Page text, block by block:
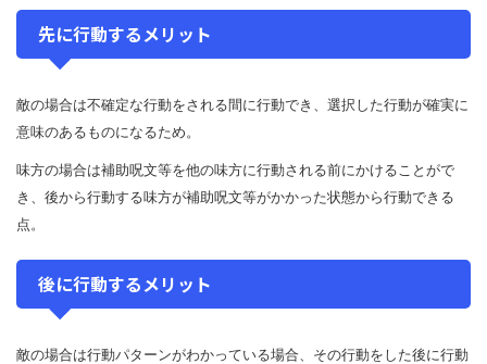
先に行動するメリット
敵の場合は不確定な行動をされる間に行動でき、選択した行動が確実に
意味のあるものになるため。
味方の場合は補助呪文等を他の味方に行動される前にかけることがで
き、後から行動する味方が補助呪文等がかかった状態から行動できる
点。
後に行動するメリット
敵の場合は行動パターンがわかっている場合、その行動をした後に行動